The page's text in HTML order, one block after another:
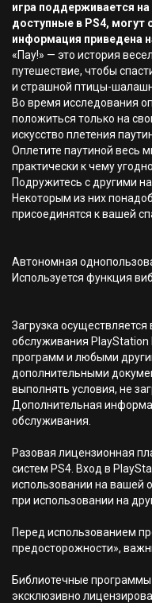
игра поддерживается
доступные в PS4, могут
информация приведена
«Пау!» — это история
путешествие, чтобы
и страшной птицы-
Во время исследования
положиться только на
искусство плетения
Оплетите паутиной весь
практически к чему
Подружитесь с другими
Некоторым из них
присоединятся к вашей
Автономная
Используется функция
Загрузка
обслуживания
программ и любыми
дополнительными
выполнять условия, не
Дополнительная
обслуживания.
Разовая лицензионная
систем PS4. Вход в
использовании на вашей
при использовании на
Перед использованием
предосторожности»,
Библиотечные
эксклюзивно